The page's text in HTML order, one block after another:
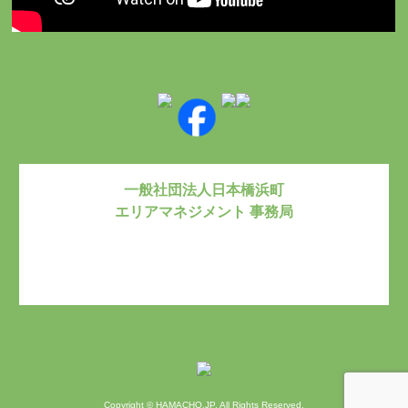
一般社団法人日本橋浜町
エリアマネジメント 事務局
Copyright © HAMACHO.JP. All Rights Reserved.